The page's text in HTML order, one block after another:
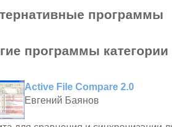
программы
программы категории
Active File Compare 2.0
Евгений Баянов